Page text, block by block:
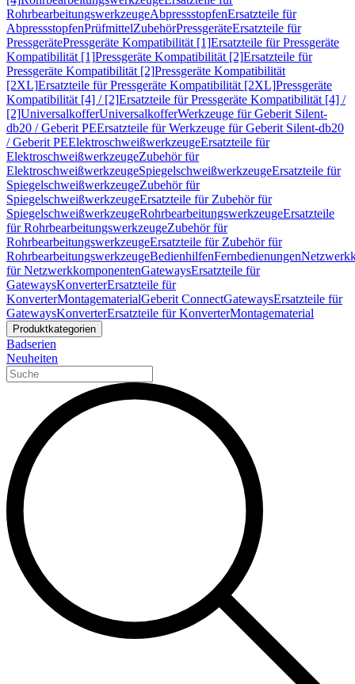
RohrbearbeitungswerkzeugeAbpressstopfenErsatzteile für
AbpressstopfenPrüfmittelZubehörPressgeräteErsatzteile für
PressgerätePressgeräte Kompatibilität [1]Ersatzteile für Pressgeräte
Kompatibilität [1]Pressgeräte Kompatibilität [2]Ersatzteile für
Pressgeräte Kompatibilität [2]Pressgeräte Kompatibilität
[2XL]Ersatzteile für Pressgeräte Kompatibilität [2XL]Pressgeräte
Kompatibilität [4] / [2]Ersatzteile für Pressgeräte Kompatibilität [4] /
[2]UniversalkofferUniversalkofferWerkzeuge für Geberit Silent-
db20 / Geberit PEErsatzteile für Werkzeuge für Geberit Silent-db20
/ Geberit PEElektroschweißwerkzeugeErsatzteile für
ElektroschweißwerkzeugeZubehör für
ElektroschweißwerkzeugeSpiegelschweißwerkzeugeErsatzteile für
SpiegelschweißwerkzeugeZubehör für
SpiegelschweißwerkzeugeErsatzteile für Zubehör für
SpiegelschweißwerkzeugeRohrbearbeitungswerkzeugeErsatzteile
für RohrbearbeitungswerkzeugeZubehör für
RohrbearbeitungswerkzeugeErsatzteile für Zubehör für
RohrbearbeitungswerkzeugeBedienhilfenFernbedienungen
für NetzwerkkomponentenGatewaysErsatzteile für
GatewaysKonverterErsatzteile für
KonverterMontagematerialGeberit ConnectGatewaysErsatzteile für
GatewaysKonverterErsatzteile für KonverterMontagematerial
Produktkategorien
Badserien
Neuheiten